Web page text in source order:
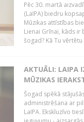
Pēc 30. martā
(LaIPA) biedru
Mūzikas attīstības
Lienai Grīnai, kāds ir
šogad? Kā Tu
AKTUĀLI: LAIPA
MŪZIKAS
Šogad spēkā
administrēšana ar
LaIPA. Ekskluzīvo